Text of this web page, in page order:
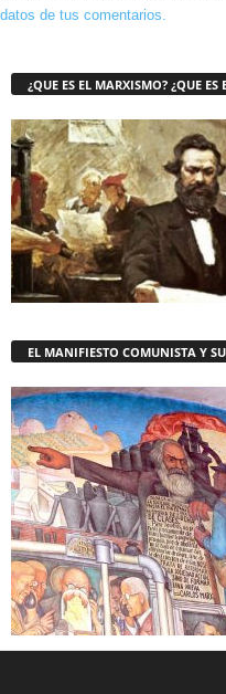
datos de tus comentarios.
¿QUE ES EL MARXISMO? ¿QUE
EL MANIFIESTO COMUNISTA Y